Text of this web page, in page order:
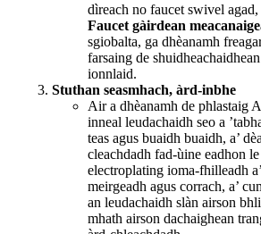
dìreach no faucet swivel agad,
Faucet gàirdean
sgiobalta, ga dhèanamh
farsaing de
ionnlaid.
Stuthan seasmhach, àrd-inbhe
Air a dhèanamh de phlastaig
inneal leudachaidh seo a
teas agus buaidh buaidh, a’
cleachdadh fad-ùine eadhon
electroplating ioma-fhilleadh
meirgeadh agus corrach, a’
an leudachaidh slàn airson
mhath airson dachaighean